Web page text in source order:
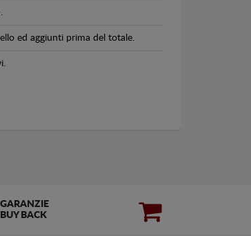
ed aggiunti prima del totale.
GARANZIE
BUY BACK